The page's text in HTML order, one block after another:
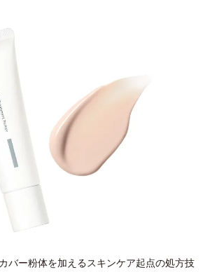
バー粉体を加えるスキンケア起点の処方技